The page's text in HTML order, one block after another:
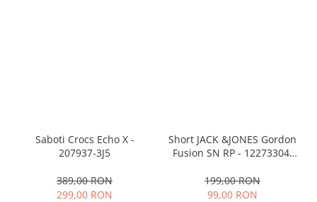
Saboti Crocs Echo X -
207937-3J5
389,00 RON
299,00 RON
Short JACK &JONES Gordon
Fusion SN RP - 12273304-
199,00 RON
99,00 RON